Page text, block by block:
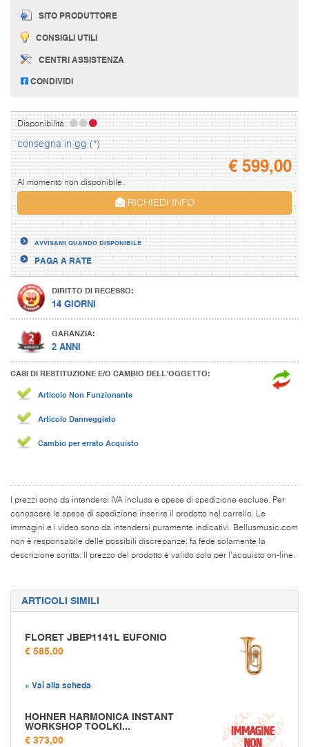
SITO PRODUTTORE
CONSIGLI UTILI
CENTRI ASSISTENZA
CONDIVIDI
Disponibilità
consegna in gg (*)
€599,00
Al momento non disponibile.
RICHIEDI INFO
AVVISAMI QUANDO DISPONIBILE
PAGA A RATE
DIRITTO DI RECESSO:
14 GIORNI
GARANZIA:
2 ANNI
CASI DI RESTITUZIONE E/O CAMBIO DELL’OGGETTO:
Articolo Non Funzionante
Articolo Danneggiato
Cambio per errato Acquisto
I prezzi sono da intendersi IVA inclusa e spese di spedizione escluse. Per
conoscere le spese di spedizione inserire il prodotto nel carrello. Le
immagini e i video sono da intendersi puramente indicativi. Bellusmusic.com
non è responsabile delle possibili discrepanze: fa fede solamente la
descrizione scritta. Il prezzo del prodotto è valido solo per l'acquisto on-line.
ARTICOLI SIMILI
FLORET JBEP1141L EUFONIO
€ 585,00
» Vai alla scheda
HOHNER HARMONICA INSTANT
WORKSHOP TOOLKI...
€ 373,00